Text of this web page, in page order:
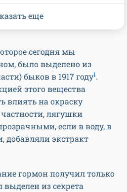
сегодня мы
было выделено из
быков в 1917 году1.
этого вещества
влиять на окраску
лягушки
если в воду, в
добавляли экстракт
гормон получил только
выделен из секрета
еще